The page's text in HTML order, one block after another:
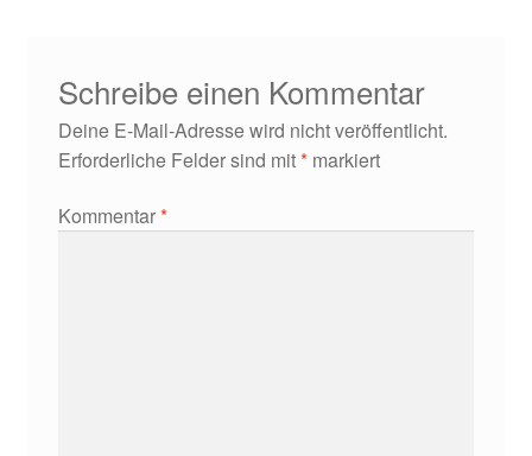
Schreibe einen Kommentar
Deine E-Mail-Adresse wird nicht veröffentlicht.
Erforderliche Felder sind mit*markiert
Kommentar*